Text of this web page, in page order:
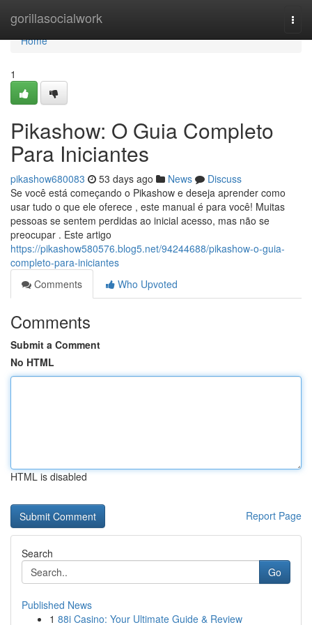
gorillasocialwork
Home
Home
1
Pikashow: O Guia Completo
Para Iniciantes
pikashow680083 53 days ago News
Discuss
Se você está começando o Pikashow e deseja aprender como
usar tudo o que ele oferece , este manual é para você! Muitas
pessoas se sentem perdidas ao inicial acesso, mas não se
preocupar . Este artigo
https://pikashow580576.blog5.net/94244688/pikashow-o-guia-
completo-para-iniciantes
Comments
Who Upvoted
Comments
Submit a Comment
No HTML
HTML is disabled
Report Page
Search
Go
Published News
1 88i Casino: Your Ultimate Guide & Review